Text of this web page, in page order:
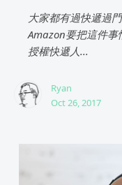
大家都有過快遞過
Amazon要把這件事
授權快遞人...
Ryan
Oct 26, 2017